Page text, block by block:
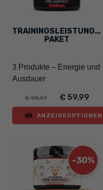
TRAININGSLEISTUNGS-
PAKET
3 Produkte – Energie und
Ausdauer
€ 98,97 € 59,99
ANZEIGEOPTIONEN
-30%